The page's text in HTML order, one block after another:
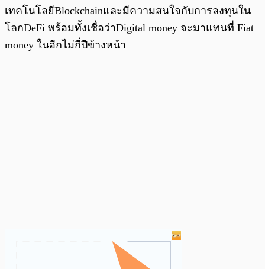
เทคโนโลยีBlockchainและมีความสนใจกับการลงทุนใน
โลกDeFi พร้อมทั้งเชื่อว่าDigital money จะมาแทนที่ Fiat
money ในอีกไม่กี่ปีข้างหน้า